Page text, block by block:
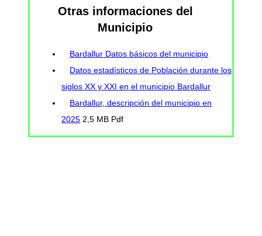
Otras informaciones del
Municipio
Bardallur Datos básicos del municipio
Datos estadísticos de Población durante los
siglos XX y XXI en el municipio Bardallur
Bardallur, descripción del municipio en
2025 2,5 MB Pdf